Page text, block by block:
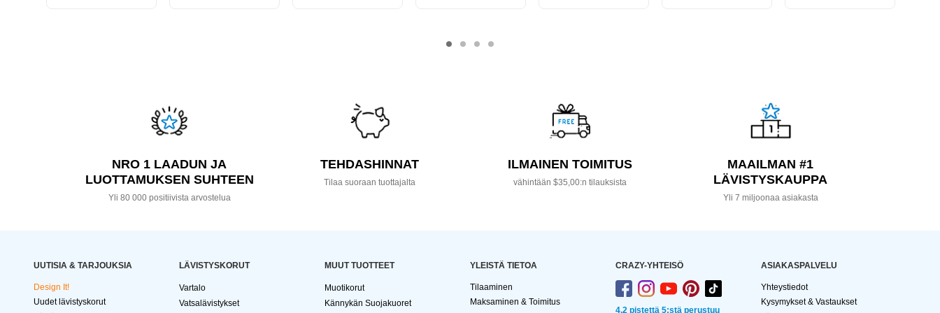
NRO 1 LAADUN JA
LUOTTAMUKSEN SUHTEEN
Yli 80 000 positiivista arvostelua
TEHDASHINNAT
Tilaa suoraan tuottajalta
ILMAINEN TOIMITUS
vähintään $35,00:n tilauksista
MAAILMAN #1
LÄVISTYSKAUPPA
Yli 7 miljoonaa asiakasta
UUTISIA & TARJOUKSIA
Design It!
Uudet lävistyskorut
LÄVISTYSKORUT
Vartalo
Vatsalävistykset
MUUT TUOTTEET
Muotikorut
Kännykän Suojakuoret
YLEISTÄ TIETOA
Tilaaminen
Maksaminen & Toimitus
CRAZY-YHTEISÖ
4,2 pistettä 5:stä perustuu
ASIAKASPALVELU
Yhteystiedot
Kysymykset & Vastaukset